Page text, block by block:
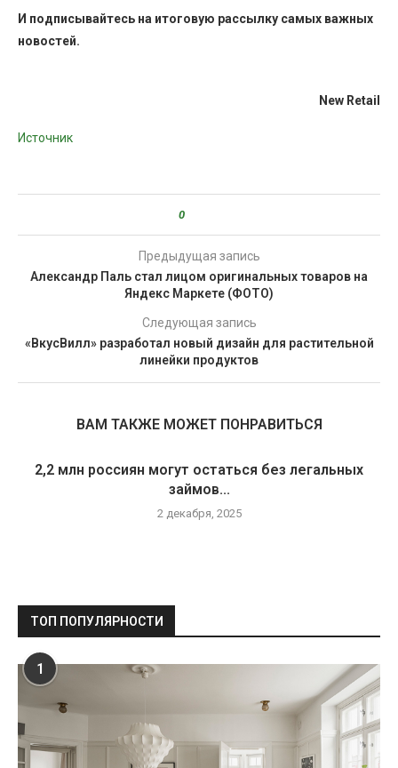
И подписывайтесь на итоговую рассылку самых важных
новостей.
New Retail
Источник
0
Предыдущая запись
Александр Паль стал лицом оригинальных товаров на
Яндекс Маркете (ФОТО)
Следующая запись
«ВкусВилл» разработал новый дизайн для растительной
линейки продуктов
ВАМ ТАКЖЕ МОЖЕТ ПОНРАВИТЬСЯ
2,2 млн россиян могут остаться без легальных
займов...
2 декабря, 2025
ТОП ПОПУЛЯРНОСТИ
1